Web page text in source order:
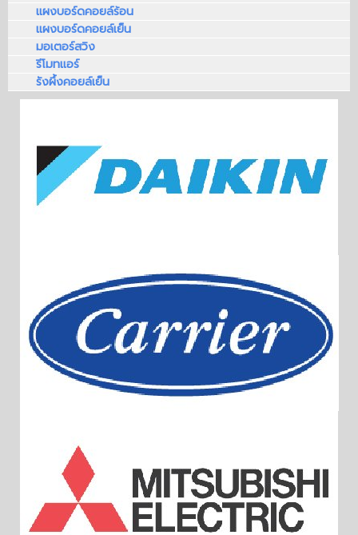
แผงบอร์ดคอยล์ร้อน
แผงบอร์ดคอยล์เย็น
มอเตอร์สวิง
รีโมทแอร์
รังผึ้งคอยล์เย็น